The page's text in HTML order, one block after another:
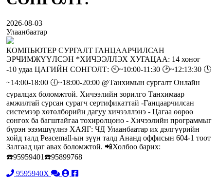
2026-08-03
Улаанбаатар
КОМПЬЮТЕР СУРГАЛТ ГАНЦААРЧИЛСАН
ЭРЧИМЖҮҮЛСЭН *ХИЧЭЭЛЛЭХ ХУГАЦАА: 14 хоног
-10 удаа ЦАГИЙН СОНГОЛТ: 🕙~10:00-11:30 🕑~12:13:30 🕓
~14:00-18:00 🕕~18:00-20:00 @Танхимын сургалт Онлайн
суралцах боломжтой. Хичээлийн зорилго Танхимаар
амжилтай сурсан сурагч сертификаттай -Ганцаарчилсан
системээр хөтөлбөрийн дагуу хичээллэнэ - Цагаа өөрөө
сонгох ба багштайгаа тохиролцоно - Хичээлийн программыг
бүрэн эзэмшүүлнэ ХАЯГ: ЧД Улаанбаатар их дэлгүүрийн
хойд талд Peacemall-ын зүүн талд Ананд оффисын 604-1 тоот
Залгаад цаг авах боломжтой. 📲Холбоо барих:
☎️95959401☎️95899768
9595940X